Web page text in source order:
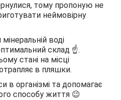
тому пропоную не
неймовірну
воді
склад ☝️.
стані на місці
в пляшки.
в організмі та допомагає
способу життя 😉